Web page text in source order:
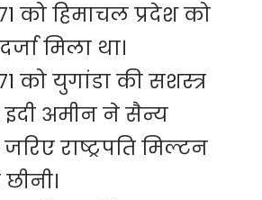
को हिमाचल प्रदेश को
मिला था।
को युगांडा की सशस्त्र
अमीन ने सैन्य
राष्ट्रपति मिल्टन